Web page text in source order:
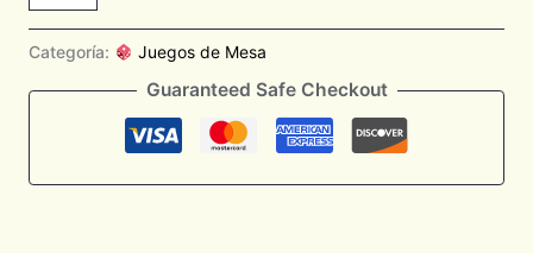
Categoría: Juegos de Mesa
Guaranteed Safe Checkout